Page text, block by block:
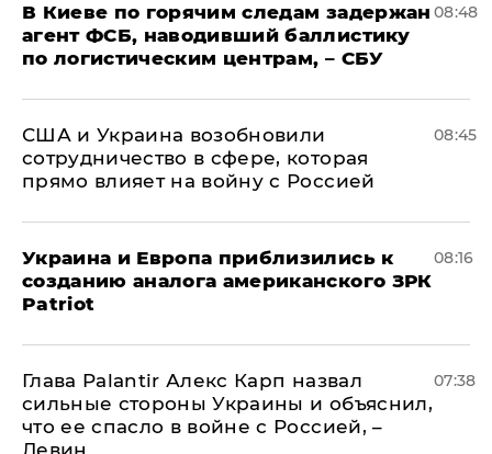
В Киеве по горячим следам задержан
агент ФСБ, наводивший баллистику
по логистическим центрам, – СБУ
08:48
США и Украина возобновили
сотрудничество в сфере, которая
прямо влияет на войну с Россией
08:45
Украина и Европа приблизились к
созданию аналога американского ЗРК
Patriot
08:16
Глава Palantir Алекс Карп назвал
сильные стороны Украины и объяснил,
что ее спасло в войне с Россией, –
Левин
07:38